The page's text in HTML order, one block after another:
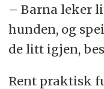
– Barna leker
hunden, og
de litt igjen,
Rent praktisk